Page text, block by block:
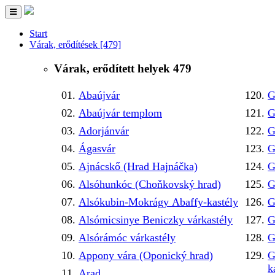
Toggle
navigation
Start
Várak, erődítések [479]
Várak, erődített helyek 479
Abaújvár
Abaújvár templom
Adorjánvár
Ágasvár
Ajnácskő (Hrad Hajnáčka)
Alsóhunkóc (Choňkovský hrad)
Alsókubin-Mokrágy Abaffy-kastély
Alsómicsinye Beniczky várkastély
Alsórámóc várkastély
Appony vára (Oponický hrad)